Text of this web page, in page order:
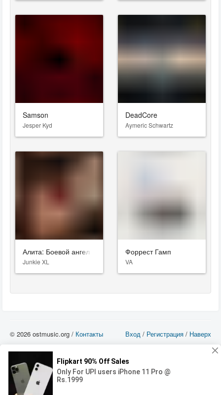
Samson
Jesper Kyd
DeadCore
Aymeric Schwartz
Алита: Боевой ангел
Junkie XL
Форрест Гамп
VA
Вход / Регистрация / Наверх
© 2026 ostmusic.org / Контакты
можете использовать такие материалы только в том в случае, если
использование производится с ознакомительными целями - для прочих целей
вы должны приобрести лицензионную запись.